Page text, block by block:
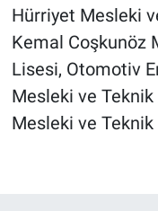
Hürriyet Mesleki
Kemal Coşkunöz
Lisesi, Otomotiv
Mesleki ve
Mesleki ve